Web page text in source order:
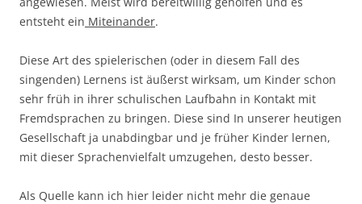
entsteht ein Miteinander.
Diese Art des spielerischen (oder in diesem Fall des
singenden) Lernens ist äußerst wirksam, um Kinder schon
sehr früh in ihrer schulischen Laufbahn in Kontakt mit
Fremdsprachen zu bringen. Diese sind In unserer heutigen
Gesellschaft ja unabdingbar und je früher Kinder lernen,
mit dieser Sprachenvielfalt umzugehen, desto besser.
Als Quelle kann ich hier leider nicht mehr die genaue